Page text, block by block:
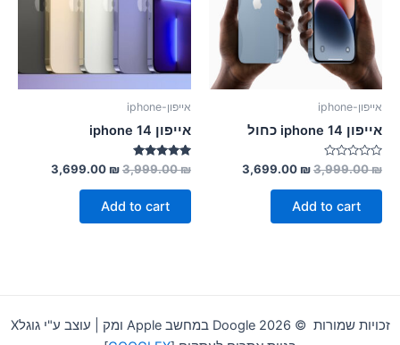
אייפון-iphone
אייפון 14 iphone כחול
Rated
out
3,999.00₪
3,699.00 ₪
Add to cart
אייפון-iphone
אייפון 14 iphone
Rated
out of 5
3,999.00₪
3,699.00 ₪
Add to cart
זכויות שמורות © 2026 Doogle במחשב Apple ומק | עוצב ע"י גוגלX